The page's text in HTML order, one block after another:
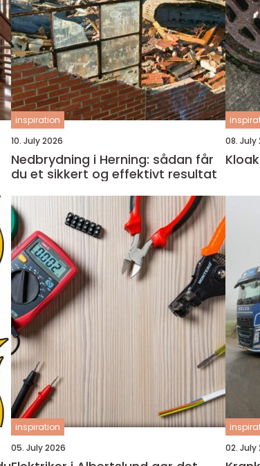
inspiration
10. July 2026
Nedbrydning i Herning: sådan får
du et sikkert og effektivt resultat
08. July
inspiration
05. July 2026
02. July